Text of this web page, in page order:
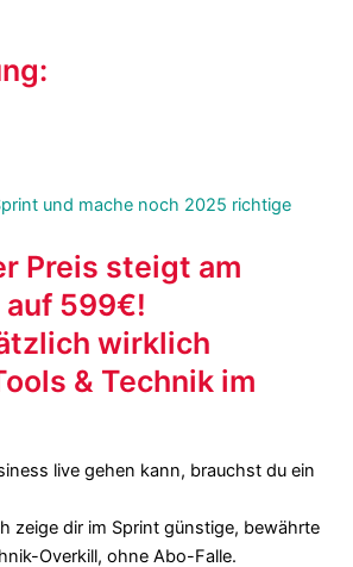
und mache noch 2025 richtige
Preis steigt am
599€!
wirklich
& Technik im
live gehen kann, brauchst du ein
zeige dir im Sprint günstige, bewährte
Overkill, ohne Abo-Falle.